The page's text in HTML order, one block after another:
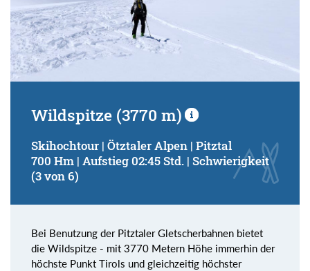
Wildspitze (3770 m)
Skihochtour | Ötztaler Alpen | Pitztal
700 Hm | Aufstieg 02:45 Std. | Schwierigkeit
(3 von 6)
Bei Benutzung der Pitztaler Gletscherbahnen bietet
die Wildspitze - mit 3770 Metern Höhe immerhin der
höchste Punkt Tirols und gleichzeitig höchster